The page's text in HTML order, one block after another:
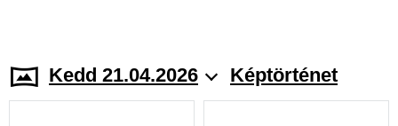
Kedd 21.04.2026 Képtörténet